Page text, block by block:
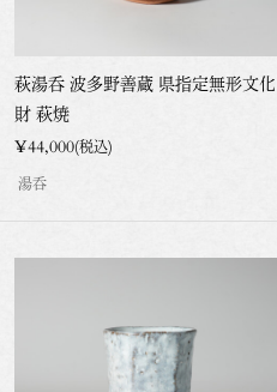
萩湯呑 波多野善蔵 県指定無形文化
財 萩焼
¥44,000(税込)
湯呑